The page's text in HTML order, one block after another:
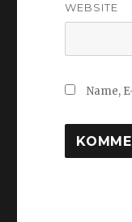
WEBSITE
Name,